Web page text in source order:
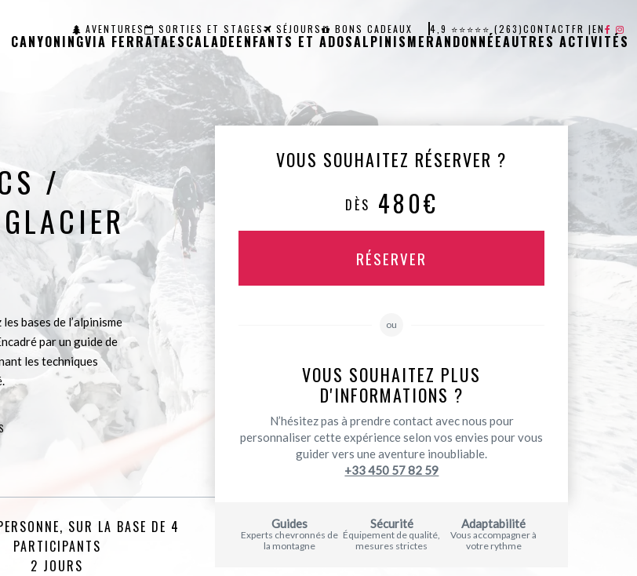
AVENTURES SORTIES ET STAGES SÉJOURS BONS CADEAUX 4,9 ⭐⭐⭐⭐⭐ (263)CONTACTFR |EN
CANYONINGVIA FERRATAESCALADEENFANTS ET ADOSALPINISMERANDONNÉEAUTRES ACTIVITÉS
/
bases de l’alpinisme
par un guide de
les techniques
SUR LA BASE DE 4
PARTICIPANTS
2 JOURS
VOUS SOUHAITEZ RÉSERVER ?
DÈS 480€
RÉSERVER
ou
VOUS SOUHAITEZ PLUS
D'INFORMATIONS ?
N’hésitez pas à prendre contact avec nous pour
personnaliser cette expérience selon vos envies pour vous
guider vers une aventure inoubliable.
+33 450 57 82 59
Guides
Experts chevronnés de
la montagne
Sécurité
Équipement de qualité,
mesures strictes
Adaptabilité
Vous accompagner à
votre rythme